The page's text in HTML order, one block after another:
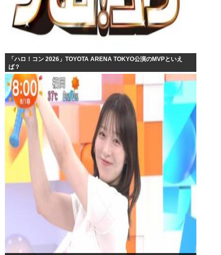
「ハロ！コン 2026」TOYOTA ARENA TOKYO公演のMVPといえ
ば？